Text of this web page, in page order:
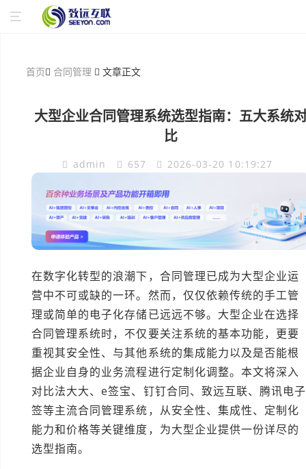
首页 合同管理 文章正文
大型企业合同管理系统选型指南：五大系统
比
admin 657 2026-03-20 10:19:27
在数字化转型的浪潮下，合同管理已成为大型企业运
营中不可或缺的一环。然而，仅仅依赖传统的手工管
理或简单的电子化存储已远远不够。大型企业在选择
合同管理系统时，不仅要关注系统的基本功能，更要
重视其安全性、与其他系统的集成能力以及是否能根
据企业自身的业务流程进行定制化调整。本文将深入
对比法大大、e签宝、钉钉合同、致远互联、腾讯电子
签等主流合同管理系统，从安全性、集成性、定制化
能力和价格等关键维度，为大型企业提供一份详尽的
选型指南。